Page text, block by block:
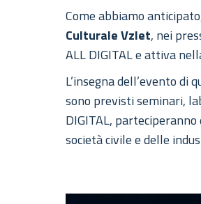
Come abbiamo
Culturale Vzlet, nei
ALL DIGITAL e attiva
L’insegna dell’evento di
sono previsti seminari,
DIGITAL,
società civile e delle